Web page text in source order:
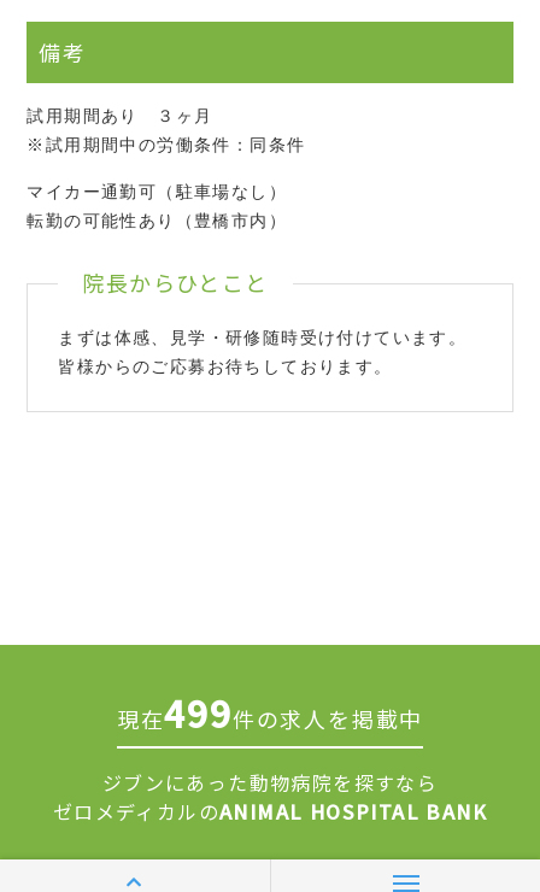
備考
試用期間あり ３ヶ月
※試用期間中の労働条件：同条件
マイカー通勤可（駐車場なし）
転勤の可能性あり（豊橋市内）
院長からひとこと
まずは体感、見学・研修随時受け付けています。
皆様からのご応募お待ちしております。
現在499件の求人を掲載中
ジブンにあった動物病院を探すなら
ゼロメディカルのANIMAL HOSPITAL BANK
求人掲載について